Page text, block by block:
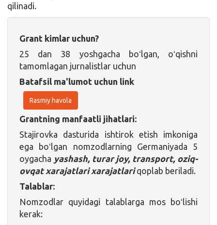
qilinadi.
Grant kimlar uchun?
25 dan 38 yoshgacha boʻlgan, oʻqishni
tamomlagan jurnalistlar uchun
Batafsil ma'lumot uchun link
Rasmiy havola
Grantning manfaatli jihatlari:
Stajirovka dasturida ishtirok etish imkoniga
ega boʻlgan nomzodlarning Germaniyada 5
oygacha yashash, turar joy, transport, oziq-
ovqat xarajatlari xarajatlariqoplab beriladi.
Talablar:
Nomzodlar quyidagi talablarga mos boʻlishi
kerak: